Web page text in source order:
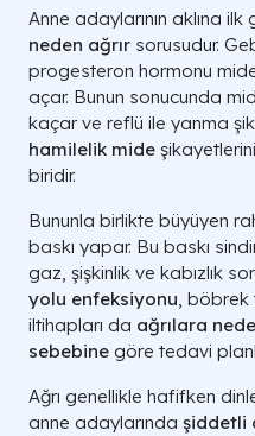
Anne adaylarının aklına
neden ağrır sorusudur.
progesteron hormonu
açar. Bunun sonucunda
kaçar ve reflü ile yanma
hamilelik mide
biridir.
Bununla birlikte büyüyen
baskı yapar. Bu baskı
gaz, şişkinlik ve kabızlık
yolu enfeksiyonu, böbrek
iltihapları da ağrılara
sebebine göre tedavi
Ağrı genellikle hafifken
anne adaylarında şiddetli